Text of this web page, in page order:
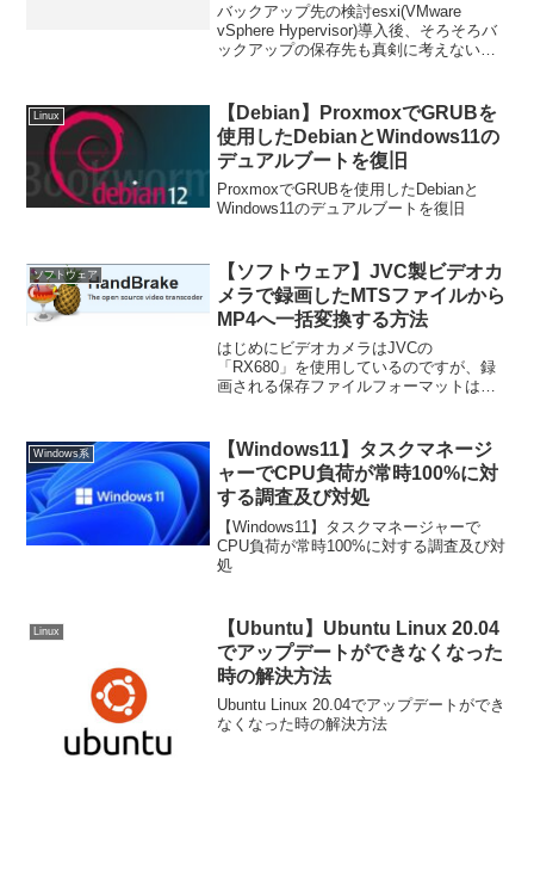
バックアップ先の検討esxi(VMware
vSphere Hypervisor)導入後、そろそろバ
ックアップの保存先も真剣に考えないと
外付けハードディスクへバック...
Linux
【Debian】ProxmoxでGRUBを
使用したDebianとWindows11の
デュアルブートを復旧
ProxmoxでGRUBを使用したDebianと
Windows11のデュアルブートを復旧
ソフトウェア
【ソフトウェア】JVC製ビデオカ
メラで録画したMTSファイルから
MP4へ一括変換する方法
はじめにビデオカメラはJVCの
「RX680」を使用しているのですが、録
画される保存ファイルフォーマットは
クが必要なのですが、この機種に付属さ
れているソフトウェアによ...
Windows系
【Windows11】タスクマネージ
ャーでCPU負荷が常時100%に対
する調査及び対処
【Windows11】タスクマネージャーで
CPU負荷が常時100%に対する調査及び対
処
Linux
【Ubuntu】Ubuntu Linux 20.04
でアップデートができなくなった
時の解決方法
Ubuntu Linux 20.04でアップデートができ
なくなった時の解決方法